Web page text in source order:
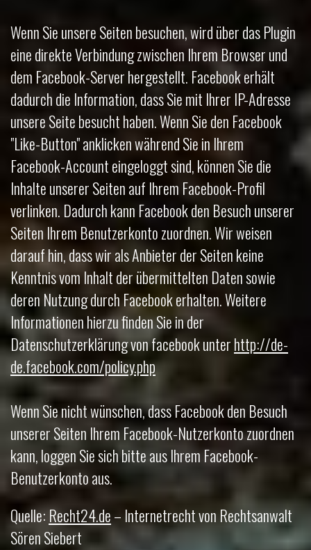
Wenn Sie unsere Seiten besuchen, wird über das Plugin
eine direkte Verbindung zwischen Ihrem Browser und
dem Facebook-Server hergestellt. Facebook erhält
dadurch die Information, dass Sie mit Ihrer IP-Adresse
unsere Seite besucht haben. Wenn Sie den Facebook
"Like-Button" anklicken während Sie in Ihrem
Facebook-Account eingeloggt sind, können Sie die
Inhalte unserer Seiten auf Ihrem Facebook-Profil
verlinken. Dadurch kann Facebook den Besuch unserer
Seiten Ihrem Benutzerkonto zuordnen. Wir weisen
darauf hin, dass wir als Anbieter der Seiten keine
Kenntnis vom Inhalt der übermittelten Daten sowie
deren Nutzung durch Facebook erhalten. Weitere
Informationen hierzu finden Sie in der
Datenschutzerklärung von facebook unterhttp://de-
de.facebook.com/policy.php
Wenn Sie nicht wünschen, dass Facebook den Besuch
unserer Seiten Ihrem Facebook-Nutzerkonto zuordnen
kann, loggen Sie sich bitte aus Ihrem Facebook-
Benutzerkonto aus.
Quelle: Recht24.de– Internetrecht von Rechtsanwalt
Sören Siebert